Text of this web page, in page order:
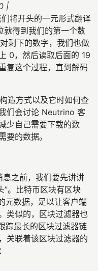
|
将开头的一元形式翻译
就得到我们的第一个数
剩下的数字，我们也做
0，然后读取后面的 19
复这个过程，直到解码
造方式以及它时如何查
们会讨论 Neutrino 客
少自己需要下载的数
要的数据。
之前，我们要先讲讲
”。比特币区块有区块
元数据，足以让客户端
类似的，区块过滤器也
踪最长的区块过滤器链
关联着该区块过滤器的